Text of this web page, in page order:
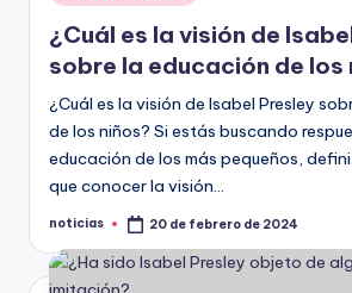
en
¿Cuál es la visión de
sobre la educación de los
¿Cuál es la visión de Isabel Presley
de los niños? Si estás buscando
educación de los más pequeños,
que conocer la visión…
Publicado
noticias 20 de febrero de 2024